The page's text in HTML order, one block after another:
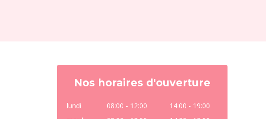
Nos horaires d'ouverture
lundi 08:00 - 12:00
14:00 - 19:00